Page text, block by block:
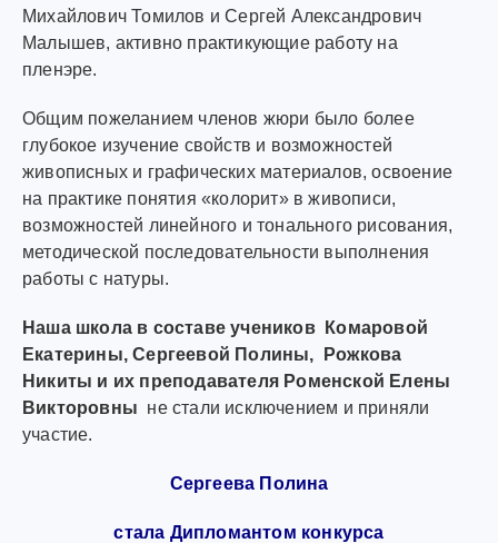
Михайлович Томилов и Сергей Александрович
Малышев, активно практикующие работу на
пленэре.
Общим пожеланием членов жюри было более
глубокое изучение свойств и возможностей
живописных и графических материалов, освоение
на практике понятия «колорит» в живописи,
возможностей линейного и тонального рисования,
методической последовательности выполнения
работы с натуры.
Наша школа в составе учеников Комаровой
Екатерины, Сергеевой Полины, Рожкова
Никиты и их преподавателя Роменской Елены
Викторовны не стали исключением и приняли
участие.
Сергеева Полина
стала Дипломантом конкурса